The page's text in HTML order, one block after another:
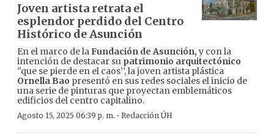
Joven artista retrata el
esplendor perdido del Centro
Histórico de Asunción
En el marco de laFundación de Asunción, y con la
intención de destacar su patrimonio arquitectónico
''que se pierde en el caos’’, la joven artista plástica
Ornella Bao presentó en sus redes sociales el inicio de
una serie de pinturas que proyectan emblemáticos
edificios del centro capitalino.
Agosto 15, 2025 06:39 p. m. · Redacción ÚH